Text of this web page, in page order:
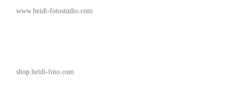
www.heidi-fotostudio.com
shop.heidi-foto.com